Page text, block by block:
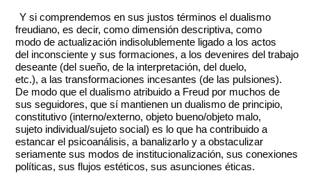
Y si comprendemos en sus justos términos el dualismo
freudiano, es decir, como dimensión descriptiva, como
modo de actualización indisolublemente ligado a los actos
del inconsciente y sus formaciones, a los devenires del trabajo
deseante (del sueño, de la interpretación, del duelo,
etc.), a las transformaciones incesantes (de las pulsiones).
De modo que el dualismo atribuido a Freud por muchos de
sus seguidores, que sí mantienen un dualismo de principio,
constitutivo (interno/externo, objeto bueno/objeto malo,
sujeto individual/sujeto social) es lo que ha contribuido a
estancar el psicoanálisis, a banalizarlo y a obstaculizar
seriamente sus modos de institucionalización, sus conexiones
políticas, sus flujos estéticos, sus asunciones éticas.